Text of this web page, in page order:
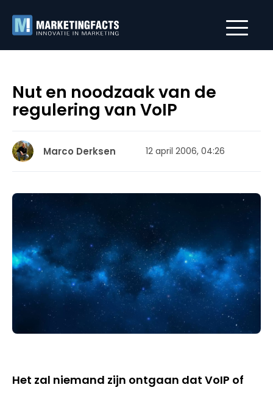
Nut en noodzaak van de
regulering van VoIP
Marco Derksen 12 april 2006, 04:26
Het zal niemand zijn ontgaan dat VoIP of